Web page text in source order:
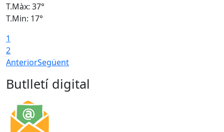
T.Màx: 37°
T.Min: 17°
1
2
AnteriorSegüent
Butlletí digital